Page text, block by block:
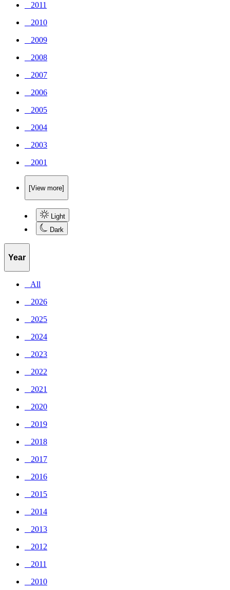
_ 2011
_ 2010
_ 2009
_ 2008
_ 2007
_ 2006
_ 2005
_ 2004
_ 2003
_ 2001
[View more]
Light
Dark
Year
_ All
_ 2026
_ 2025
_ 2024
_ 2023
_ 2022
_ 2021
_ 2020
_ 2019
_ 2018
_ 2017
_ 2016
_ 2015
_ 2014
_ 2013
_ 2012
_ 2011
_ 2010